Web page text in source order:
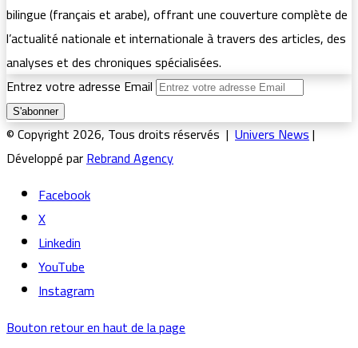
bilingue (français et arabe), offrant une couverture complète de
l’actualité nationale et internationale à travers des articles, des
analyses et des chroniques spécialisées.
Entrez votre adresse Email
© Copyright 2026, Tous droits réservés |Univers News|
Développé parRebrand Agency
Facebook
X
Linkedin
YouTube
Instagram
Bouton retour en haut de la page